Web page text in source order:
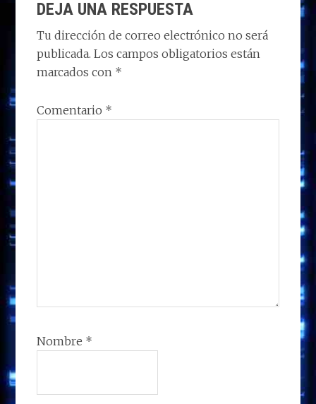
o
n
o
o
k
dI
n
A
p
p
m ti
r
CON
LOS
LECTORES
DEJA UNA RESPUESTA
Tu dirección de correo electrónico no será
publicada. Los campos obligatorios están
marcados con *
Comentario *
Nombre *